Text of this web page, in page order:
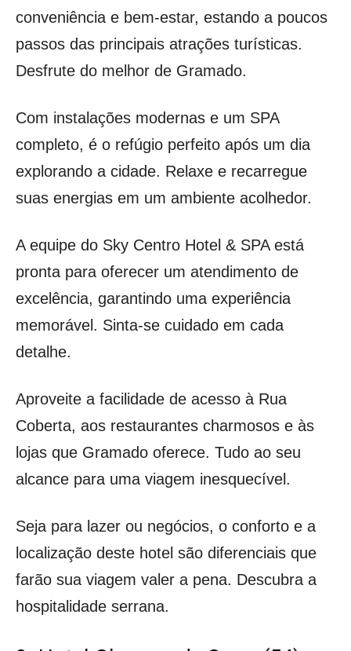
conveniência e bem-estar, estando a poucos
passos das principais atrações turísticas.
Desfrute do melhor de Gramado.
Com instalações modernas e um SPA
completo, é o refúgio perfeito após um dia
explorando a cidade. Relaxe e recarregue
suas energias em um ambiente acolhedor.
A equipe do Sky Centro Hotel & SPA está
pronta para oferecer um atendimento de
excelência, garantindo uma experiência
memorável. Sinta-se cuidado em cada
detalhe.
Aproveite a facilidade de acesso à Rua
Coberta, aos restaurantes charmosos e às
lojas que Gramado oferece. Tudo ao seu
alcance para uma viagem inesquecível.
Seja para lazer ou negócios, o conforto e a
localização deste hotel são diferenciais que
farão sua viagem valer a pena. Descubra a
hospitalidade serrana.